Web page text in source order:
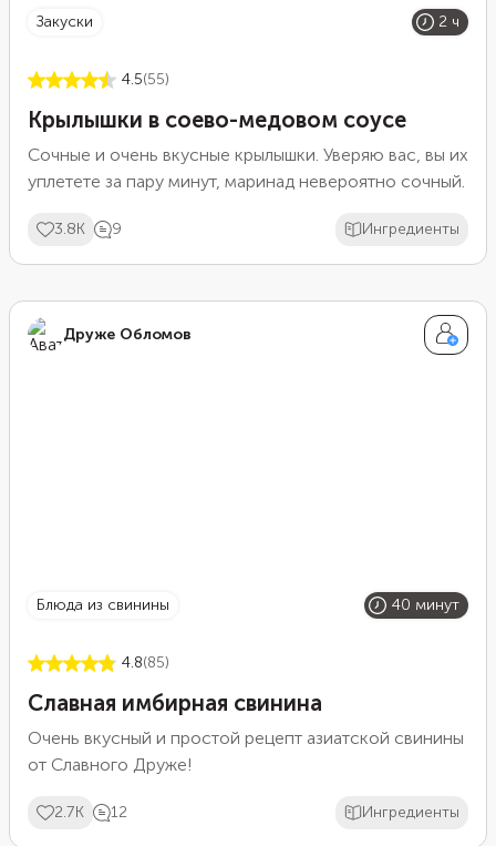
закуски 2 ч
4.5(55)
Крылышки в соево-медовом соусе
Сочные и очень вкусные крылышки. Уверяю вас, вы их
уплетете за пару минут, маринад невероятно сочный.
3.8K 9 Ингредиенты
Друже Обломов
блюда из свинины 40 минут
4.8(85)
Славная имбирная свинина
Очень вкусный и простой рецепт азиатской свинины
от Славного Друже!
2.7K 12 Ингредиенты